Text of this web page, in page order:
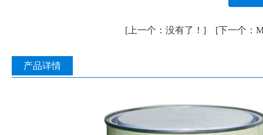
[上一个：没有了！] [下一个：
产品详情